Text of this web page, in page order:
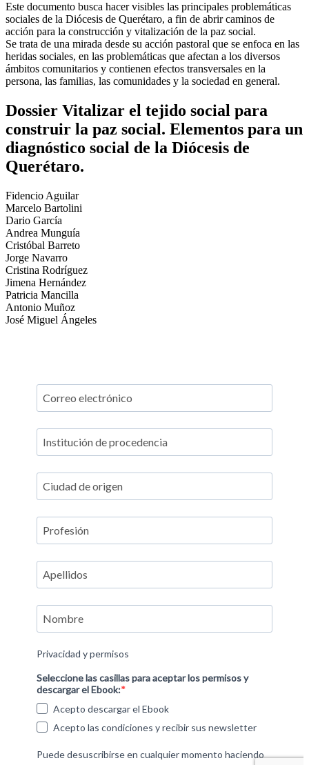
Este documento busca hacer visibles las principales problemáticas
sociales de la Diócesis de Querétaro, a fin de abrir caminos de
acción para la construcción y vitalización de la paz social.
Se trata de una mirada desde su acción pastoral que se enfoca en las
heridas sociales, en las problemáticas que afectan a los diversos
ámbitos comunitarios y contienen efectos transversales en la
persona, las familias, las comunidades y la sociedad en general.
Dossier Vitalizar el tejido social para
construir la paz social. Elementos para un
diagnóstico social de la Diócesis de
Querétaro.
Fidencio Aguilar
Marcelo Bartolini
Dario García
Andrea Munguía
Cristóbal Barreto
Jorge Navarro
Cristina Rodríguez
Jimena Hernández
Patricia Mancilla
Antonio Muñoz
José Miguel Ángeles